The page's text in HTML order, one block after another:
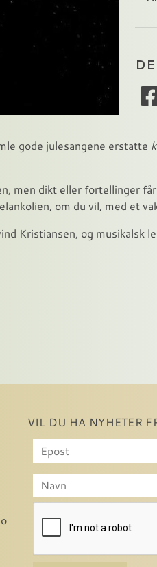
gode julesangene erstatte
men dikt eller fortellinger
om du vil, med et
Kristiansen, og musikalsk
VIL DU HA NYHETER